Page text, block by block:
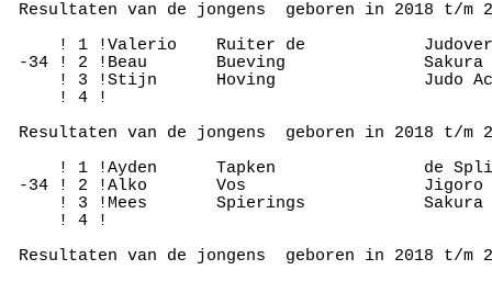
Resultaten van de jongens  geboren in 2018 t/m
! 1 !Valerio    Ruiter de
-34 ! 2 !Beau       Bueving
! 3 !Stijn      Hoving
     ! 4 !
Resultaten van de jongens  geboren in 2018 t/m
! 1 !Ayden      Tapken
-34 ! 2 !Alko       Vos                  Jigoro
! 3 !Mees       Spierings
     ! 4 !
Resultaten van de jongens  geboren in 2018 t/m